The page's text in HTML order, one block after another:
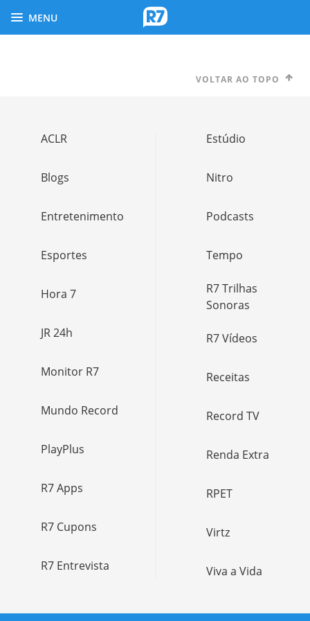
MENU
VOLTAR AO TOPO
ACLR
Blogs
Entretenimento
Esportes
Hora 7
JR 24h
Monitor R7
Mundo Record
PlayPlus
R7 Apps
R7 Cupons
R7 Entrevista
Estúdio
Nitro
Podcasts
Tempo
R7 Trilhas
Sonoras
R7 Vídeos
Receitas
Record TV
Renda Extra
RPET
Virtz
Viva a Vida